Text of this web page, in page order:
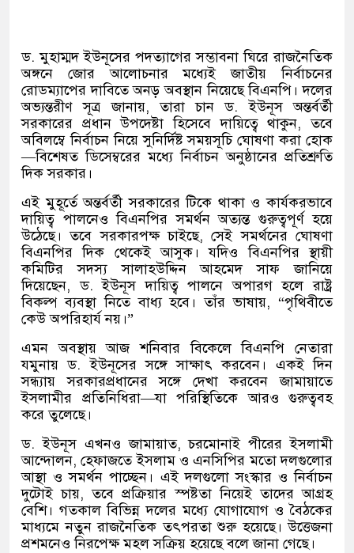
ড. মুহাম্মদ ইউনূসের পদত্যাগের সম্ভাবনা ঘিরে রাজনৈতিক
অঙ্গনে জোর আলোচনার মধ্যেই জাতীয় নির্বাচনের
রোডম্যাপের দাবিতে অনড় অবস্থান নিয়েছে বিএনপি। দলের
অভ্যন্তরীণ সূত্র জানায়, তারা চান ড. ইউনূস অন্তর্বর্তী
সরকারের প্রধান উপদেষ্টা হিসেবে দায়িত্বে থাকুন, তবে
অবিলম্বে নির্বাচন নিয়ে সুনির্দিষ্ট সময়সূচি ঘোষণা করা হোক
—বিশেষত ডিসেম্বরের মধ্যে নির্বাচন অনুষ্ঠানের প্রতিশ্রুতি
দিক সরকার।
এই মুহূর্তে অন্তর্বর্তী সরকারের টিকে থাকা ও কার্যকরভাবে
দায়িত্ব পালনেও বিএনপির সমর্থন অত্যন্ত গুরুত্বপূর্ণ হয়ে
উঠেছে। তবে সরকারপক্ষ চাইছে, সেই সমর্থনের ঘোষণা
বিএনপির দিক থেকেই আসুক। যদিও বিএনপির স্থায়ী
কমিটির সদস্য সালাহউদ্দিন আহমেদ সাফ জানিয়ে
দিয়েছেন, ড. ইউনূস দায়িত্ব পালনে অপারগ হলে রাষ্ট্র
বিকল্প ব্যবস্থা নিতে বাধ্য হবে। তাঁর ভাষায়, “পৃথিবীতে
কেউ অপরিহার্য নয়।”
এমন অবস্থায় আজ শনিবার বিকেলে বিএনপি নেতারা
যমুনায় ড. ইউনূসের সঙ্গে সাক্ষাৎ করবেন। একই দিন
সন্ধ্যায় সরকারপ্রধানের সঙ্গে দেখা করবেন জামায়াতে
ইসলামীর প্রতিনিধিরা—যা পরিস্থিতিকে আরও গুরুত্ববহ
করে তুলেছে।
ড. ইউনূস এখনও জামায়াত, চরমোনাই পীরের ইসলামী
আন্দোলন, হেফাজতে ইসলাম ও এনসিপির মতো দলগুলোর
আস্থা ও সমর্থন পাচ্ছেন। এই দলগুলো সংস্কার ও নির্বাচন
দুটোই চায়, তবে প্রক্রিয়ার স্পষ্টতা নিয়েই তাদের আগ্রহ
বেশি। গতকাল বিভিন্ন দলের মধ্যে যোগাযোগ ও বৈঠকের
মাধ্যমে নতুন রাজনৈতিক তৎপরতা শুরু হয়েছে। উত্তেজনা
প্রশমনেও নিরপেক্ষ মহল সক্রিয় হয়েছে বলে জানা গেছে।